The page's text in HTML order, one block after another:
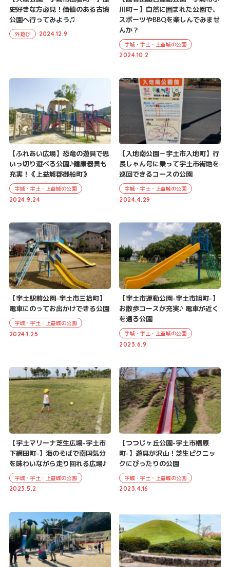
史好きな方必見！価値のある古墳
公園へ行ってみよう♫
外遊び 2024.12.9
川町－】自然に囲まれた公園で、
スポーツやBBQを楽しんでみませ
んか？
宇城・宇土・上益城の公園
2024.10.2
【ふれあい広場】恐竜の遊具で思
いっ切り遊べる公園♪健康器具も
充実！《上益城郡御船町》
宇城・宇土・上益城の公園
2024.9.24
【入地南公園－宇土市入地町】行
長しゃん号に乗って宇土市街地を
巡回できるコースの公園
宇城・宇土・上益城の公園
2024.4.29
【宇土駅前公園-宇土市三拾町】
電車にのってお出かけできる公園
宇城・宇土・上益城の公園
2024.1.25
【宇土市運動公園-宇土市旭町-】
お散歩コースが充実♪ 電車が近く
を通る公園
宇城・宇土・上益城の公園
2023.6.9
【宇土マリーナ芝生広場-宇土市
下網田町-】海のそばで南国気分
を味わいながら走り回れる広場♪
宇城・宇土・上益城の公園
2023.5.2
【つつじヶ丘公園-宇土市椿原
町-】遊具が沢山！芝生ピクニッ
クにぴったりの公園
宇城・宇土・上益城の公園
2023.4.16